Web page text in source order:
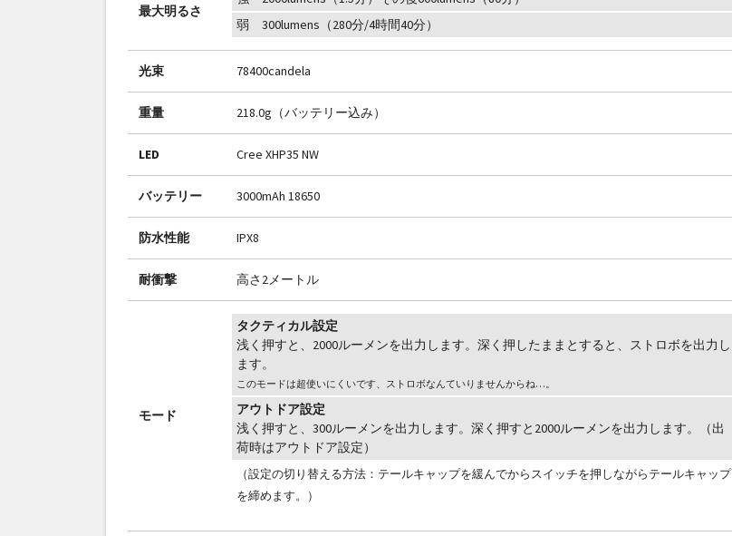
最大明るさ
弱 300lumens（280分/4時間40分）
光束 78400candela
重量 218.0g（バッテリー込み）
LED Cree XHP35 NW
バッテリー 3000mAh 18650
防水性能 IPX8
耐衝撃 高さ2メートル
モード
タクティカル設定
浅く押すと、2000ルーメンを出力します。深く押したままとすると、ストロボを出力し
ます。
このモードは超使いにくいです、ストロボなんていりませんからね…。
アウトドア設定
浅く押すと、300ルーメンを出力します。深く押すと2000ルーメンを出力します。（出
荷時はアウトドア設定）
（設定の切り替える方法：テールキャップを緩んでからスイッチを押しながらテールキャップ
を締めます。）